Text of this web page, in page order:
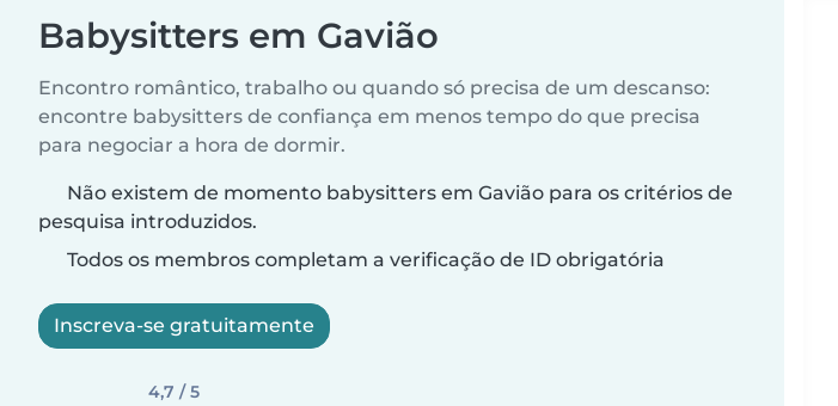
Babysitters em Gavião
Encontro romântico, trabalho ou quando só precisa de um descanso:
encontre babysitters de confiança em menos tempo do que precisa
para negociar a hora de dormir.
Não existem de momento babysitters em Gavião para os critérios de
pesquisa introduzidos.
Todos os membros completam a verificação de ID obrigatória
Inscreva-se gratuitamente
4,7 / 5